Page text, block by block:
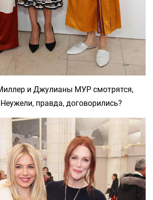
и Джулианы МУР смотрятся,
правда, договорились?